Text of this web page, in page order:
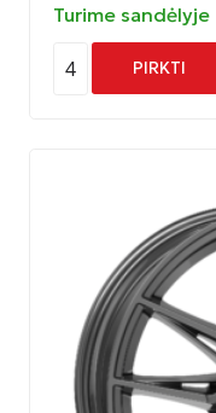
Turime sandėlyje
4 PIRKTI